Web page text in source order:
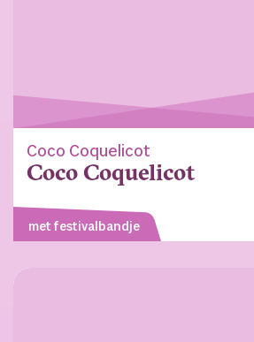
Coco Coquelicot
Coco Coquelicot
met festivalbandje